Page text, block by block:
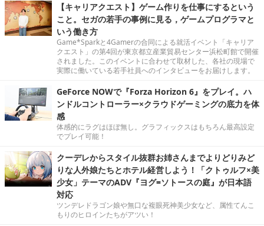
【キャリアクエスト】ゲーム作りを仕事にするという
こと。セガの若手の事例に見る，ゲームプログラマと
いう働き方
Game*Sparkと4Gamerの合同による就活イベント「キャリア
クエスト」の第4回が東京都立産業貿易センター浜松町館で開催
されました。このイベントに合わせて取材した、各社の現場で
実際に働いている若手社員へのインタビューをお届けします。
GeForce NOWで『Forza Horizon 6』をプレイ。ハ
ンドルコントローラー×クラウドゲーミングの底力を体
感
体感的にラグはほぼ無し。グラフィックスはもちろん最高設定
でプレイ可能！
クーデレからスタイル抜群お姉さんまでよりどりみど
りな人外娘たちとホテル経営しよう！「クトゥルフ×美
少女」テーマのADV『ヨグ=ソトースの庭』が日本語
対応
ツンデレドラゴン娘や無口な複眼死神美少女など、属性てんこ
もりのヒロインたちがアツい！